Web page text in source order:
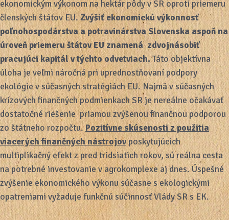
ekonomickým výkonom na hektár pôdy v SR oproti priemeru
členských štátov EU.Zvýšiť ekonomickú výkonnosť
poľnohospodárstva a potravinárstva Slovenska aspoň na
úroveň priemeru štátov EU znamená zdvojnásobiť
pracujúci kapitál v týchto odvetviach.Táto objektívna
úloha je veľmi náročná pri uprednostňovaní podpory
ekológie v súčasných stratégiách EU. Najmä v súčasných
krízových finančných podmienkach SR je nereálne očakávať
dostatočné riešenie priamou zvýšenou finančnou podporou
zo štátneho rozpočtu.Pozitívne skúsenosti z použitia
viacerých finančných nástrojovposkytujúcich
multiplikačný efekt z pred tridsiatich rokov, sú reálna cesta
na potrebné investovanie v agrokomplexe aj dnes. Úspešné
zvýšenie ekonomického výkonu súčasne s ekologickými
opatreniami vyžaduje funkčnú súčinnosť Vlády SR s EK.